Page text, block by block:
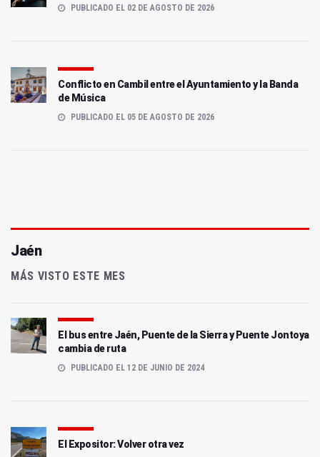
PUBLICADO EL 02 DE AGOSTO DE 2026
Conflicto en Cambil entre el Ayuntamiento y la Banda
de Música
PUBLICADO EL 05 DE AGOSTO DE 2026
Jaén
MÁS VISTO ESTE MES
El bus entre Jaén, Puente de la Sierra y Puente Jontoya
cambia de ruta
PUBLICADO EL 12 DE JUNIO DE 2024
El Expositor: Volver otra vez